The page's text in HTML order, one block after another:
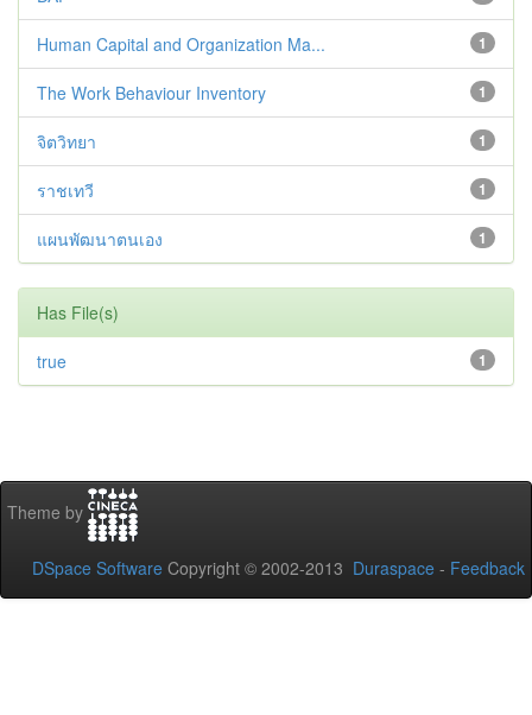
1
Human Capital and Organization Ma...
1
The Work Behaviour Inventory
1
จิตวิทยา
1
ราชเทวี
1
แผนพัฒนาตนเอง
Has File(s)
1
true
Theme by
DSpace Software Copyright © 2002-2013 Duraspace - Feedback